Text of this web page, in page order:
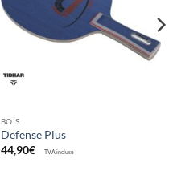
BOIS
Defense Plus
44,90€ TVA incluse